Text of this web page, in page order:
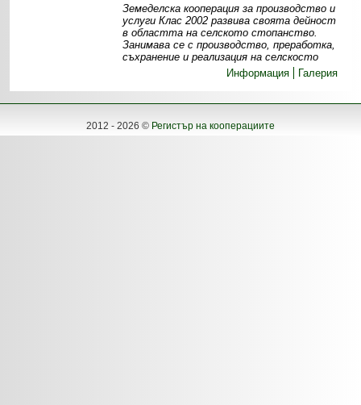
Земеделска кооперация за производство и
услуги Клас 2002 развива своята дейност
в областта на селското стопанство.
Занимава се с производство, преработка,
съхранение и реализация на селскосто
Информация
Галерия
2012 - 2026 © Регистър на кооперациите